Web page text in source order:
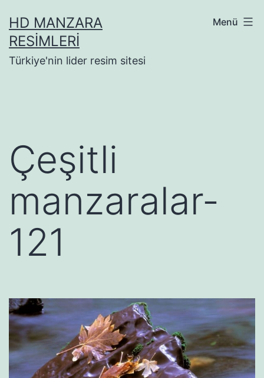
geçHD MANZARA
RESIMLERI
Türkiye'nin lider resim sitesi
Menü
Çeşitli
manzaralar-
121